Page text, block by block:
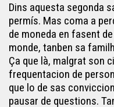
Dins aquesta segonda
permís. Mas coma a
de moneda en fasent
monde, tanben sa
Ça que là, malgrat son
frequentacion de
que lo de sas
pausar de questions.